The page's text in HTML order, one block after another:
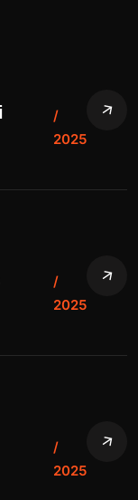
/
2025
/
2025
/
2025